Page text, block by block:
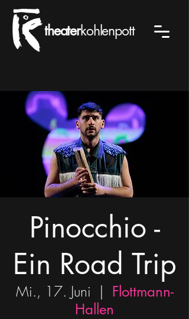
theaterkohlenpott
Pinocchio -
Ein Road Trip
Mi., 17. Juni
  |
Flottmann-
Hallen